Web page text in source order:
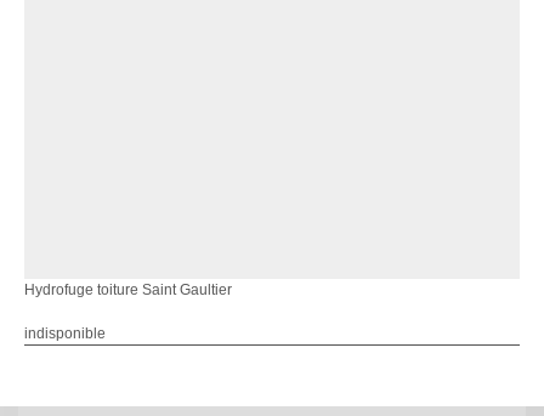
Hydrofuge toiture Saint Gaultier
indisponible